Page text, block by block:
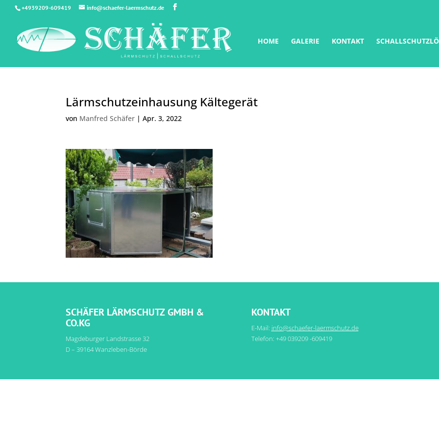
+4939209-609419 info@schaefer-laermschutz.de
HOME GALERIE KONTAKT
Lärmschutzeinhausung Kältegerät
von Manfred Schäfer |Apr. 3, 2022
SCHÄFER LÄRMSCHUTZ GMBH &
CO.KG
Magdeburger Landstrasse 32
D – 39164 Wanzleben-Börde
KONTAKT
E-Mail: info@schaefer-laermschutz.de
Telefon: +49 039209 -609419